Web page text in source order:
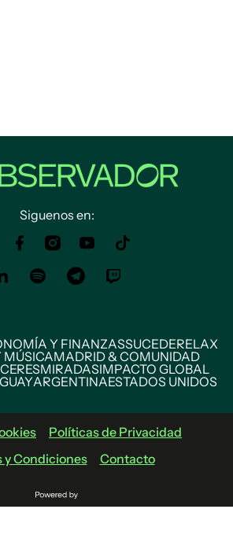
Siguenos en:
Y FINANZASSUCEDERELAX
MÚSICAMADRID & COMUNIDAD
MIRADASIMPACTO GLOBAL
ARGENTINAESTADOS UNIDOS
Políticas de Privacidad
y Condiciones
Contacto